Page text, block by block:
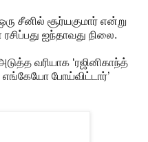
சீனில் சூர்யகுமார் என்று
ஐந்தாவது நிலை.
வரியாக ‘ரஜினிகாந்த்
போய்விட்டார்’